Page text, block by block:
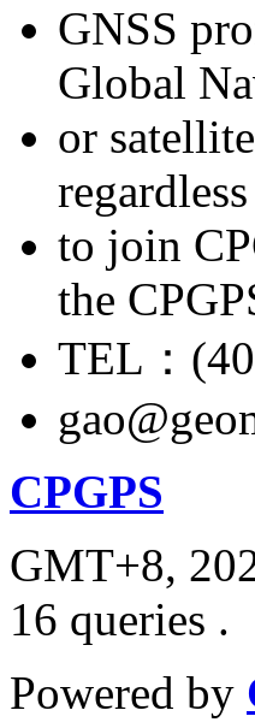
GNSS
Global
or
to join
the
TEL：
CPGPS
GMT+8,
16 queries .
Powered by